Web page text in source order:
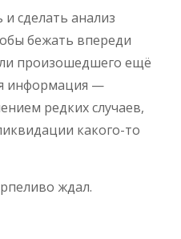
сделать анализ
бежать впереди
произошедшего ещё
информация —
редких случаев,
какого-то
ждал.